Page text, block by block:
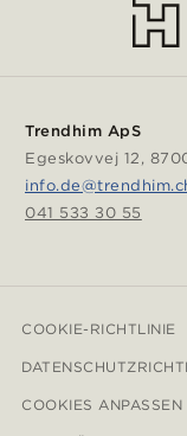
Trendhim ApS
Egeskovvej 12,
041 533 30 55
COOKIE-RICHTLINIE
COOKIES ANPASSEN